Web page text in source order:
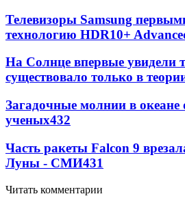
Телевизоры Samsung
технологию HDR10+
На Солнце впервые увидели
существовало только в
Загадочные молнии в океане
ученых432
Часть ракеты Falcon 9
Луны - СМИ431
Читать комментарии